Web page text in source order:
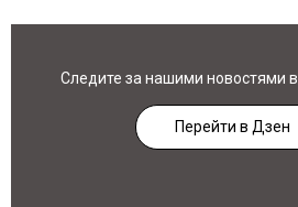
Следите за нашими новостями
Перейти в Дзен